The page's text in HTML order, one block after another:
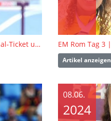
EM Rom Tag 4 | Ein souveränes Halbfinal-Ticket und Start des Zehnkampfs
Artikel anzeigen
08.06.
2024